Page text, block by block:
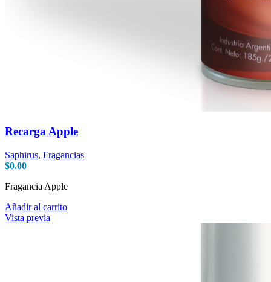
Recarga Apple
Saphirus, Fragancias
$0.00
Fragancia Apple
Añadir al carrito
Vista previa